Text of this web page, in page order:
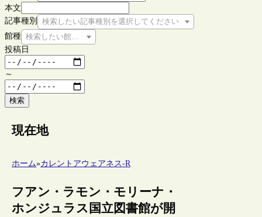
本文
記事種別
検索したい記事種別を選択してください
館種 検索したい館種を選択してください
投稿日
～
検索
現在地
ホーム»カレントアウェアネス-R
フアン・ラモン・モリーナ・
ホンジュラス国立図書館が開